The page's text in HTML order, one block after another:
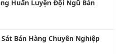
Bán Hàng Chuyên Nghiệp
Quản lý Kinh Doanh Khu Vực